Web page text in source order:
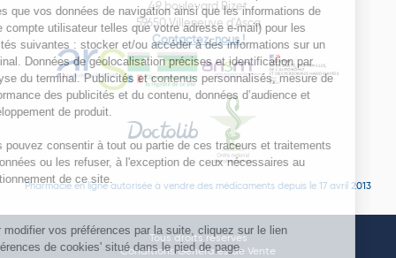
49 boulevard Bizet
59650 Villeneuve d'Ascq
Contactez-nous !
Pharmacie en ligne autorisée à vendre des médicaments depuis le 17 avril 2013
Tous droits réservés
Conditions Générales de Vente